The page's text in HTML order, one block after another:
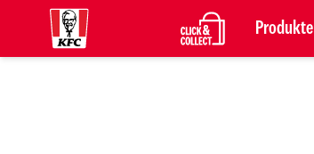
Produkte